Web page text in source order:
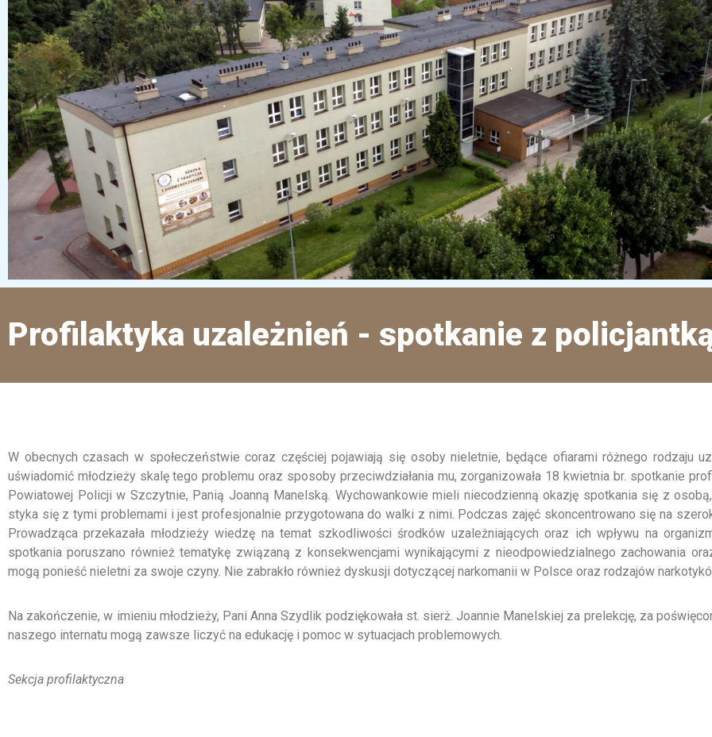
Profilaktyka uzależnień - spotkanie z
W obecnych czasach w społeczeństwie coraz częściej pojawiają się osoby nieletnie, będące ofiarami różnego rodzaju
uświadomić młodzieży skalę tego problemu oraz sposoby przeciwdziałania mu, zorganizowała 18 kwietnia br. spotkanie
Powiatowej Policji w Szczytnie, Panią Joanną Manelską. Wychowankowie mieli niecodzienną okazję spotkania się z
styka się z tymi problemami i jest profesjonalnie przygotowana do walki z nimi. Podczas zajęć skoncentrowano się na
Prowadząca przekazała młodzieży wiedzę na temat szkodliwości środków uzależniających oraz ich wpływu na
spotkania poruszano również tematykę związaną z konsekwencjami wynikającymi z nieodpowiedzialnego zachowania
mogą ponieść nieletni za swoje czyny. Nie zabrakło również dyskusji dotyczącej narkomanii w Polsce oraz rodzajów
Na zakończenie, w imieniu młodzieży, Pani Anna Szydlik podziękowała st. sierż. Joannie Manelskiej za prelekcję, za
naszego internatu mogą zawsze liczyć na edukację i pomoc w sytuacjach problemowych.
Sekcja profilaktyczna